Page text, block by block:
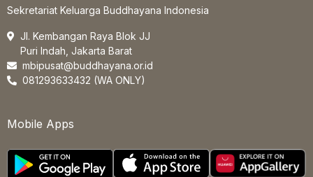
Sekretariat Keluarga Buddhayana Indonesia
Jl. Kembangan Raya Blok JJ
Puri Indah, Jakarta Barat
mbipusat@buddhayana.or.id
081293633432 (WA ONLY)
Mobile Apps